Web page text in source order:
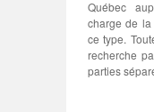
Québec
charge de
ce type.
recherche
parties